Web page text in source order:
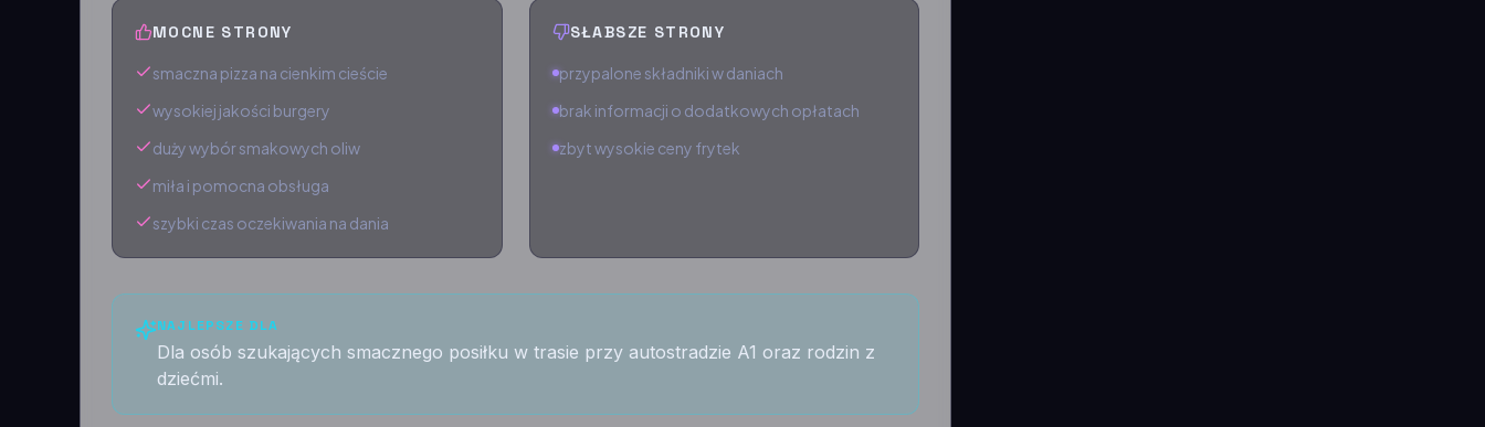
MOCNE STRONY
smaczna pizza na cienkim cieście
wysokiej jakości burgery
duży wybór smakowych oliw
miła i pomocna obsługa
szybki czas oczekiwania na dania
SŁABSZE STRONY
przypalone składniki w daniach
brak informacji o dodatkowych opłatach
zbyt wysokie ceny frytek
NAJLEPSZE DLA
Dla osób szukających smacznego posiłku w trasie przy autostradzie A1 oraz rodzin z
dziećmi.